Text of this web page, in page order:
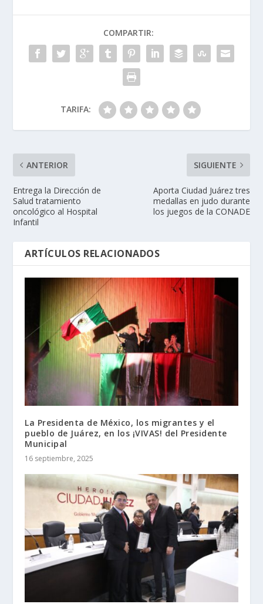
COMPARTIR:
TARIFA:
ANTERIOR
Entrega la Dirección de
Salud tratamiento
oncológico al Hospital
Infantil
SIGUIENTE
Aporta Ciudad Juárez tres
medallas en judo durante
los juegos de la CONADE
ARTÍCULOS RELACIONADOS
La Presidenta de México, los migrantes y el
pueblo de Juárez, en los ¡VIVAS! del Presidente
Municipal
16 septiembre, 2025